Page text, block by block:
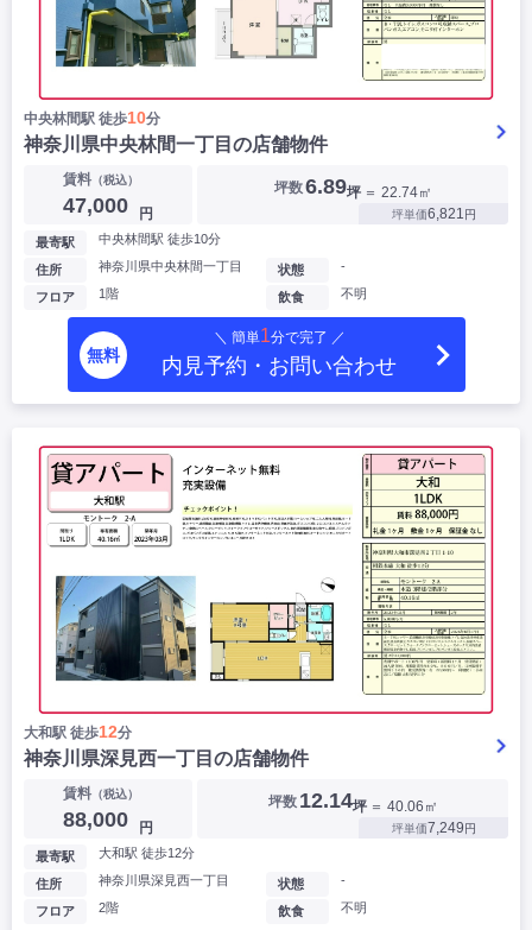
中央林間駅 徒歩10分
神奈川県中央林間一丁目の店舗物件
賃料 （税込）
47,000 円
坪数6.89坪 ＝ 22.74㎡
坪単価6,821円
最寄駅 中央林間駅 徒歩10分
住所 神奈川県中央林間一丁目
フロア 1階
状態 -
飲食 不明
無料
＼ 簡単1分で完了 ／
内見予約・お問い合わせ
大和駅 徒歩12分
神奈川県深見西一丁目の店舗物件
賃料 （税込）
88,000 円
坪数 12.14坪 ＝ 40.06㎡
坪単価7,249円
最寄駅 大和駅 徒歩12分
住所 神奈川県深見西一丁目
フロア 2階
状態 -
飲食 不明